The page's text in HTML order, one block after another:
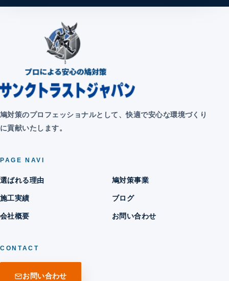
鳩対策のプロフェッショナルとして、快適で安心な環境づくり
に貢献いたします。
PAGE NAVI
選ばれる理由 鳩対策事業
施工実績 ブログ
会社概要 お問い合わせ
CONTACT
お問い合わせ